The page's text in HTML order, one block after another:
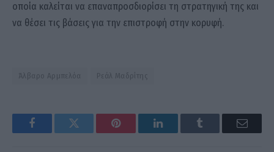
οποία καλείται να επαναπροσδιορίσει τη στρατηγική της και
να θέσει τις βάσεις για την επιστροφή στην κορυφή.
Άλβαρο Αρμπελόα Ρεάλ Μαδρίτης
FacebookTwitter Pinterest LinkedInTumblr Email